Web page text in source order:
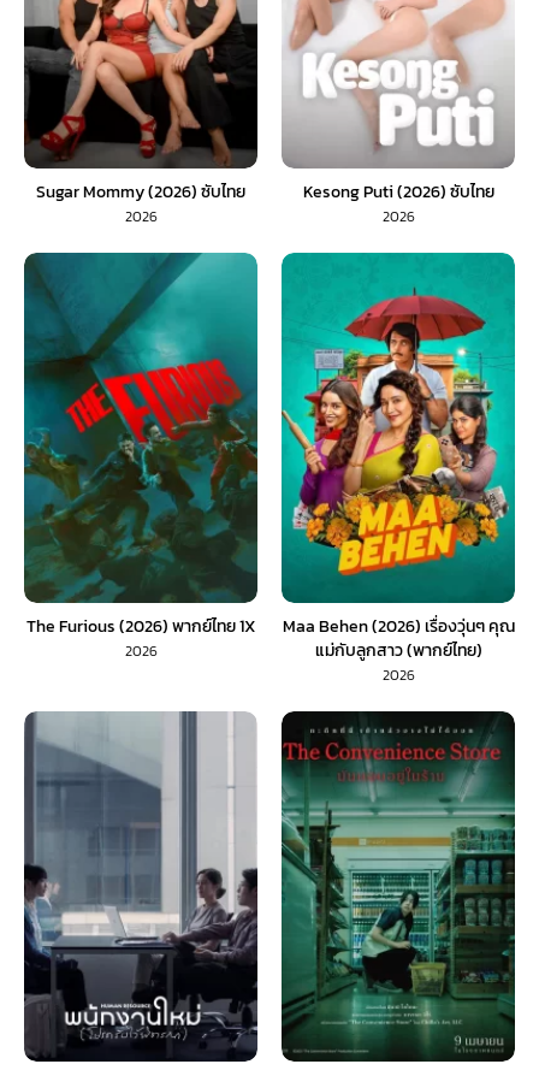
Sugar Mommy (2026) ซับไทย
2026
Kesong Puti (2026) ซับไทย
2026
The Furious (2026) พากย์ไทย 1X
2026
Maa Behen (2026) เรื่องวุ่นๆ คุณ
แม่กับลูกสาว (พากย์ไทย)
2026